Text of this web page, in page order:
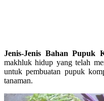
Jenis-Jenis Bahan Pupuk
makhluk hidup yang telah
untuk pembuatan pupuk
tanaman.